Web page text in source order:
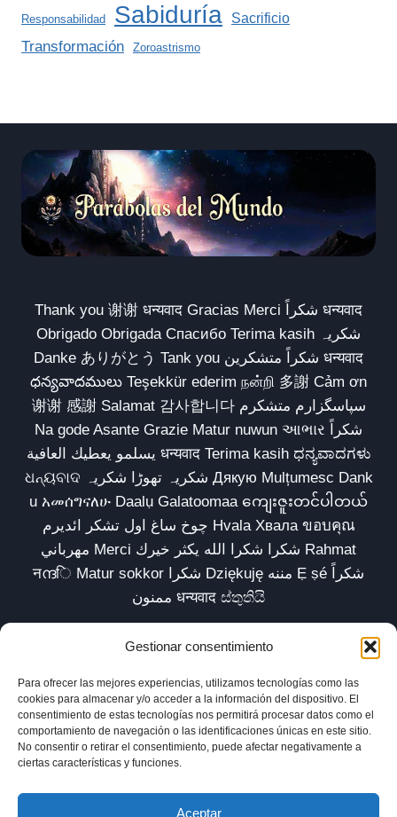
Gestionar consentimiento
Para ofrecer las mejores experiencias, utilizamos tecnologías como las
cookies para almacenar y/o acceder a la información del dispositivo. El
consentimiento de estas tecnologías nos permitirá procesar datos como el
comportamiento de navegación o las identificaciones únicas en este sitio.
No consentir o retirar el consentimiento, puede afectar negativamente a
ciertas características y funciones.
Aceptar
Responsabilidad Sabiduría Sacrificio
Transformación Zoroastrismo
Thank you 谢谢 धन्यवाद Gracias Merci شكراً धन्यवाद
Obrigado Obrigada Спасибо Terima kasih شکریہ
Danke ありがとう Tank you شكراً متشكرين धन्यवाद
ధన్యవాదములు Teşekkür ederim நன்றி 多謝 Cảm ơn
谢谢 感謝 Salamat 감사합니다 سپاسگزارم متشکرم
Na gode Asante Grazie Matur nuwun આભાર شكراً
يسلمو يعطيك العافية धन्यवाद Terima kasih ಧನ್ಯವಾದಗಳು
ଧନ୍ୟବାଦ شکریہ تھوڑا شکریہ Дякую Mulțumesc Dank
u አመሰግናለሁ Daalụ Galatoomaa ကျေးဇူးတင်ပါတယ်
چوخ ساغ اول تشکر ائدیرم Hvala Хвала ขอบคุณ
مهرباني Merci شكرا شكرا الله يكثر خيرك Rahmat
नന്ദि Matur sokkor شكرا Dziękuję مننه Ẹ ṣé شكراً
ممنون धन्यवाद ස්තුතියි
Inicio Biblioteca Parábolas TV
Comunidad
Esencia
Blog
Política de privacidad
Aviso legal
Política de cookies (UE)